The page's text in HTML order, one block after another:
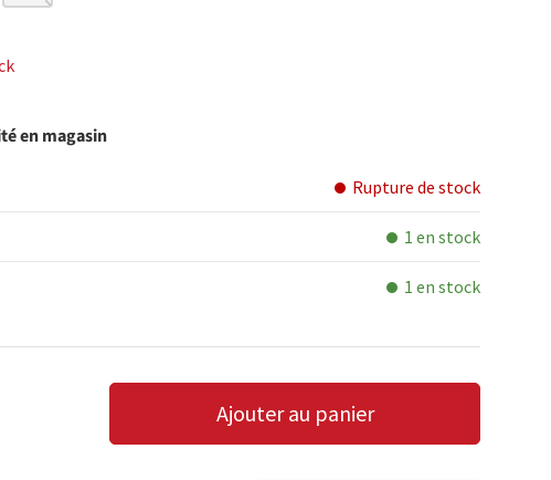
en magasin
Rupture de stock
1 en stock
1 en stock
AUGMENTER LA QUANTITÉ
Ajouter au panier